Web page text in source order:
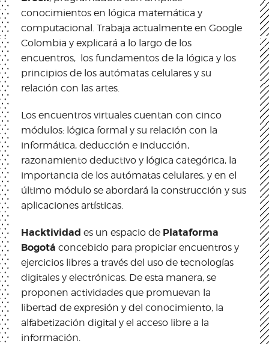
conocimientos en lógica matemática y
computacional. Trabaja actualmente en Google
Colombia y explicará a lo largo de los
encuentros, los fundamentos de la lógica y los
principios de los autómatas celulares y su
relación con las artes.
Los encuentros virtuales cuentan con cinco
módulos: lógica formal y su relación con la
informática, deducción e inducción,
razonamiento deductivo y lógica categórica, la
importancia de los autómatas celulares, y en el
último módulo se abordará la construcción y sus
aplicaciones artísticas.
Hacktividad es un espacio de Plataforma
Bogotá concebido para propiciar encuentros y
ejercicios libres a través del uso de tecnologías
digitales y electrónicas. De esta manera, se
proponen actividades que promuevan la
libertad de expresión y del conocimiento, la
alfabetización digital y el acceso libre a la
información.